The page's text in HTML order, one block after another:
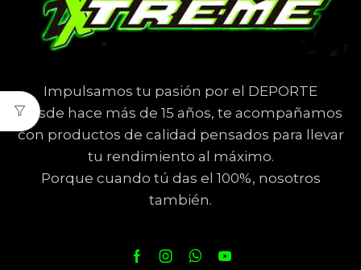
Impulsamos tu pasión por el DEPORTE
Desde hace más de 15 años, te acompañamos
con productos de calidad pensados para llevar
tu rendimiento al máximo.
Porque cuando tú das el 100%, nosotros
también.